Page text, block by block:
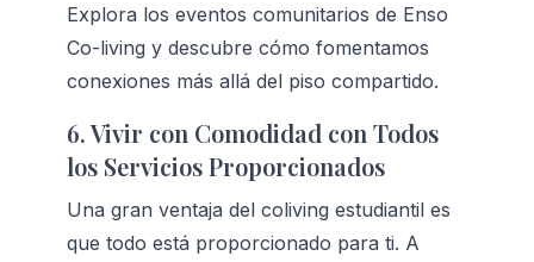
Explora los eventos comunitarios de Enso
Co-living y descubre cómo fomentamos
conexiones más allá del piso compartido.
6. Vivir con Comodidad con Todos
los Servicios Proporcionados
Una gran ventaja del coliving estudiantil es
que todo está proporcionado para ti. A